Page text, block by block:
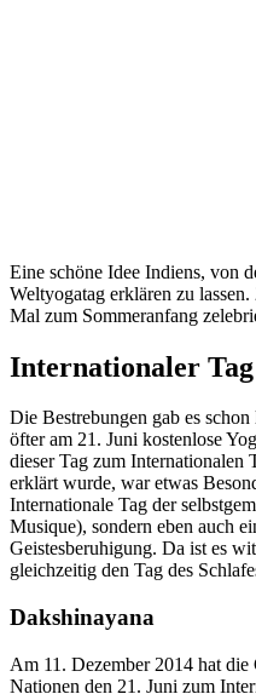
Eine schöne Idee Indiens, von
Weltyogatag erklären zu
Mal zum Sommeranfang
Internationaler Tag
Die Bestrebungen gab es
öfter am 21. Juni kostenlose
dieser Tag zum Internationalen
erklärt wurde, war etwas
Internationale Tag der
Musique), sondern eben auch
Geistesberuhigung. Da ist es
gleichzeitig den Tag des
Dakshinayana
Am 11. Dezember 2014 hat die
Nationen den 21. Juni zum